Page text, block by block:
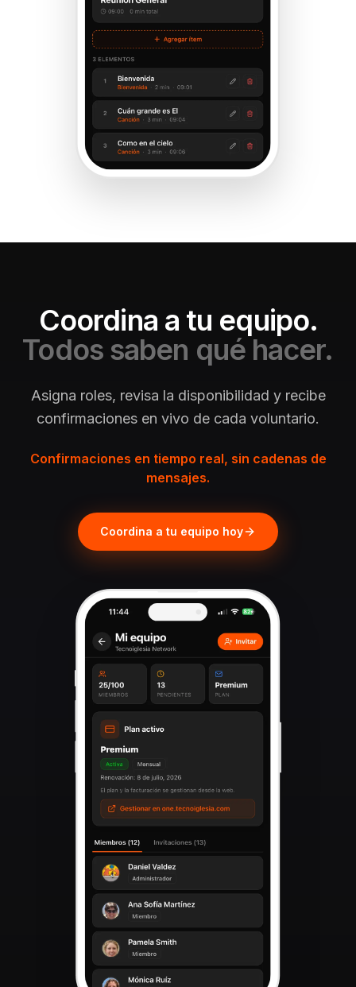
Coordina a tu equipo.
Todos saben qué hacer.
Asigna roles, revisa la disponibilidad y recibe
confirmaciones en vivo de cada voluntario.
Confirmaciones en tiempo real, sin cadenas de
mensajes.
Coordina a tu equipo hoy